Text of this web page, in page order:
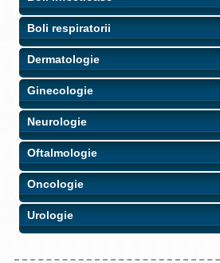
Boli respiratorii
Dermatologie
Ginecologie
Neurologie
Oftalmologie
Oncologie
Urologie